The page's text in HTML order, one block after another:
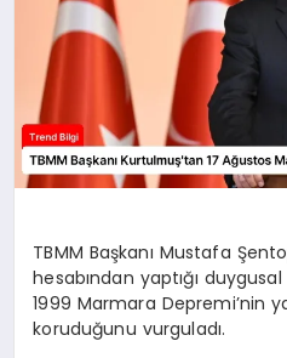
TBMM Başkanı Mustafa
hesabından yaptığı
1999 Marmara Depremi’nin
koruduğunu vurguladı.